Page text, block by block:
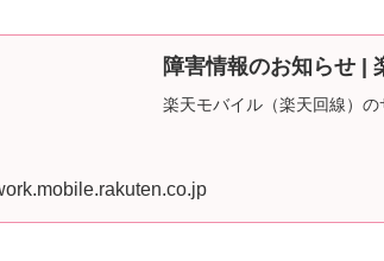
障害情報のお知らせ |
楽天モバイル（楽天回線）